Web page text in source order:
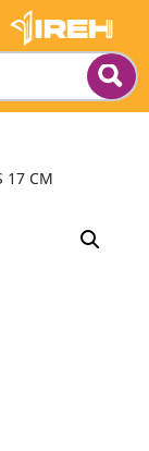
17 CM